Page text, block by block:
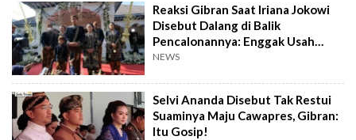
Reaksi Gibran Saat Iriana Jokowi
Disebut Dalang di Balik
Pencalonannya: Enggak Usah
Dibesar-besarkan
NEWS
Selvi Ananda Disebut Tak Restui
Suaminya Maju Cawapres, Gibran:
Itu Gosip!